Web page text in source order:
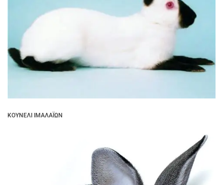
ΚΟΥΝΈΛΙ ΙΜΑΛΑΪ́ΩΝ